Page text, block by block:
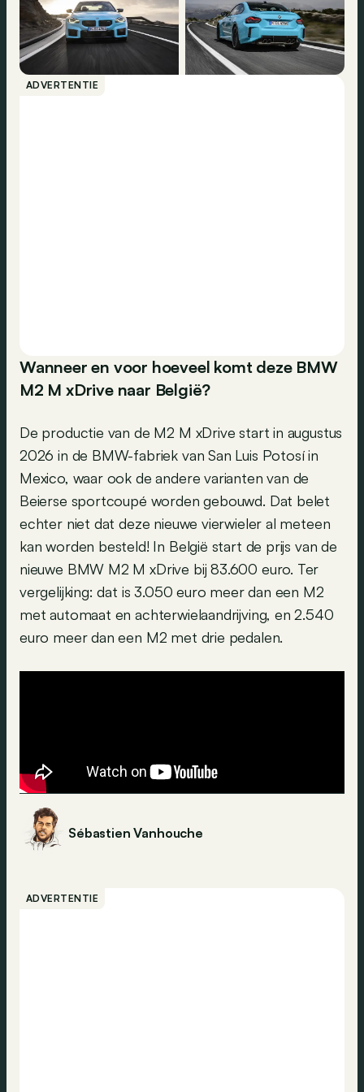
ADVERTENTIE
Wanneer en voor hoeveel komt deze BMW
M2 M xDrive naar België?
De productie van de M2 M xDrive start in augustus
2026 in de BMW-fabriek van San Luis Potosí in
Mexico, waar ook de andere varianten van de
Beierse sportcoupé worden gebouwd. Dat belet
echter niet dat deze nieuwe vierwieler al meteen
kan worden besteld! In België start de prijs van de
nieuwe BMW M2 M xDrive bij 83.600 euro. Ter
vergelijking: dat is 3.050 euro meer dan een M2
met automaat en achterwielaandrijving, en 2.540
euro meer dan een M2 met drie pedalen.
Sébastien Vanhouche
ADVERTENTIE